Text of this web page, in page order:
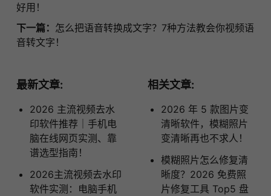
好用！
下一篇： 怎么把语音转换成文字？7种方法教会你视频语
音转文字！
最新文章:
2026 主流视频去水
印软件推荐｜手机电
脑在线网页实测、靠
谱选型指南！
2026主流视频去水印
软件实测：电脑手机
相关文章:
2026 年 5 款图片变
清晰软件，模糊照片
变清晰再也不求人！
模糊照片怎么修复清
晰度？2026 免费照
片修复工具 Top5 盘